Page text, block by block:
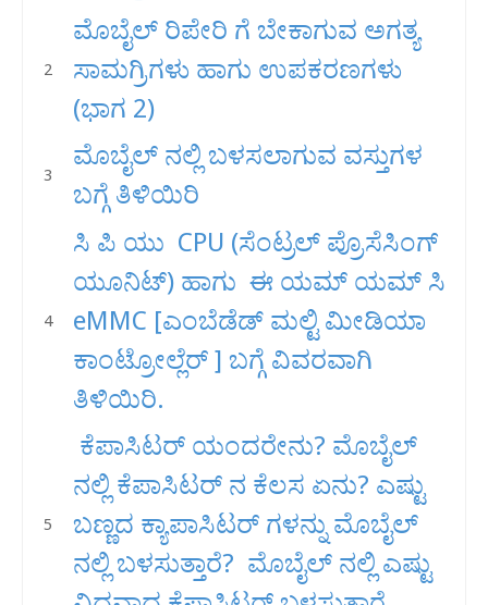
ಮೊಬೈಲ್ ರಿಪೇರಿ ಗೆ ಬೇಕಾಗುವ ಅಗತ್ಯ
ಸಾಮಗ್ರಿಗಳು ಹಾಗು ಉಪಕರಣಗಳು
(ಭಾಗ 2)
ಮೊಬೈಲ್ ನಲ್ಲಿ ಬಳಸಲಾಗುವ ವಸ್ತುಗಳ
ಬಗ್ಗೆ ತಿಳಿಯಿರಿ
ಸಿ ಪಿ ಯು CPU (ಸೆಂಟ್ರಲ್ ಪ್ರೊಸೆಸಿಂಗ್
ಯೂನಿಟ್) ಹಾಗು ಈ ಯಮ್ ಯಮ್ ಸಿ
eMMC [ಎಂಬೆಡೆಡ್ ಮಲ್ಟಿ ಮೀಡಿಯಾ
ಕಾಂಟ್ರೋಲ್ಲೆರ್ ] ಬಗ್ಗೆ ವಿವರವಾಗಿ
ತಿಳಿಯಿರಿ.
ಕೆಪಾಸಿಟರ್ ಯಂದರೇನು? ಮೊಬೈಲ್
ನಲ್ಲಿ ಕೆಪಾಸಿಟರ್ ನ ಕೆಲಸ ಏನು? ಎಷ್ಟು
ಬಣ್ಣದ ಕ್ಯಾಪಾಸಿಟರ್ ಗಳನ್ನು ಮೊಬೈಲ್
ನಲ್ಲಿ ಬಳಸುತ್ತಾರೆ? ಮೊಬೈಲ್ ನಲ್ಲಿ ಎಷ್ಟು